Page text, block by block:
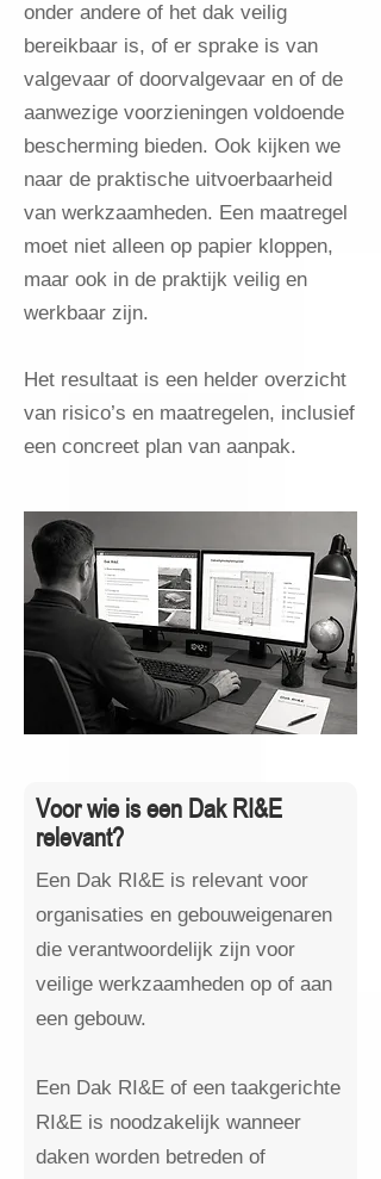
onder andere of het dak veilig
bereikbaar is, of er sprake is van
valgevaar of doorvalgevaar en of de
aanwezige voorzieningen voldoende
bescherming bieden. Ook kijken we
naar de praktische uitvoerbaarheid
van werkzaamheden. Een maatregel
moet niet alleen op papier kloppen,
maar ook in de praktijk veilig en
werkbaar zijn.
Het resultaat is een helder overzicht
van risico’s en maatregelen, inclusief
een concreet plan van aanpak.
Voor wie is een Dak RI&E
relevant?
Een Dak RI&E is relevant voor
organisaties en gebouweigenaren
die verantwoordelijk zijn voor
veilige werkzaamheden op of aan
een gebouw.
Een Dak RI&E of een taakgerichte
RI&E is noodzakelijk wanneer
daken worden betreden of